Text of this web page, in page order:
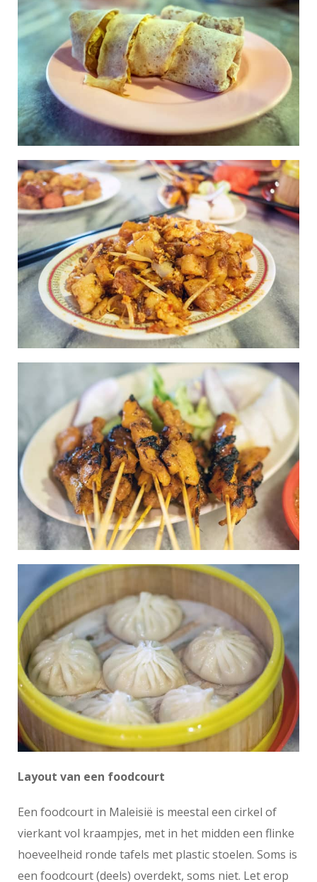
Layout van een foodcourt
Een foodcourt in Maleisië is meestal een cirkel of
vierkant vol kraampjes, met in het midden een flinke
hoeveelheid ronde tafels met plastic stoelen. Soms is
een foodcourt (deels) overdekt, soms niet. Let erop